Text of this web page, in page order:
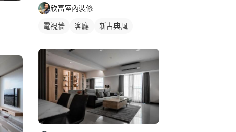
欣富室內裝修
電視牆 客廳 新古典風